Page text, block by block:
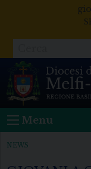
Menu
NEWS